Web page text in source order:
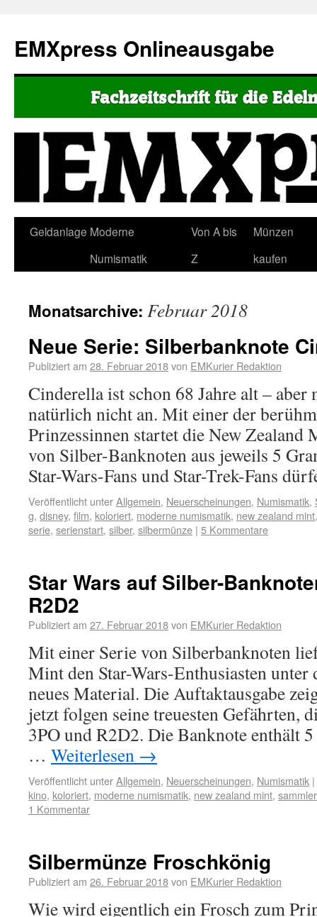
EMXpress Onlineausgabe
Geldanlage Moderne
Numismatik
Von A bis
Z
Münzen
kaufen
Monatsarchive: Februar 2018
Neue Serie: Silberbanknote
Publiziert am 28. Februar 2018von EMKurier Redaktion
Cinderella ist schon 68 Jahre alt – aber
natürlich nicht an. Mit einer der
Prinzessinnen startet die New Zealand
von Silber-Banknoten aus jeweils 5
Star-Wars-Fans und Star-Trek-Fans
Veröffentlicht unterAllgemein, Neuerscheinungen, Numismatik,
g, disney, film, koloriert, moderne numismatik, new zealand mint
serie, serienstart, silber, silbermünze | 5 Kommentare
Star Wars auf Silber-
R2D2
Publiziert am 27. Februar 2018von EMKurier Redaktion
Mit einer Serie von Silberbanknoten
Mint den Star-Wars-Enthusiasten
neues Material. Die Auftaktausgabe
jetzt folgen seine treuesten Gefährten,
3PO und R2D2. Die Banknote enthält
… Weiterlesen →
Veröffentlicht unterAllgemein, Neuerscheinungen, Numismatik |
kino, koloriert, moderne numismatik, new zealand mint,
1 Kommentar
Silbermünze Froschkönig
Publiziert am 26. Februar 2018von EMKurier Redaktion
Wie wird eigentlich ein Frosch zum